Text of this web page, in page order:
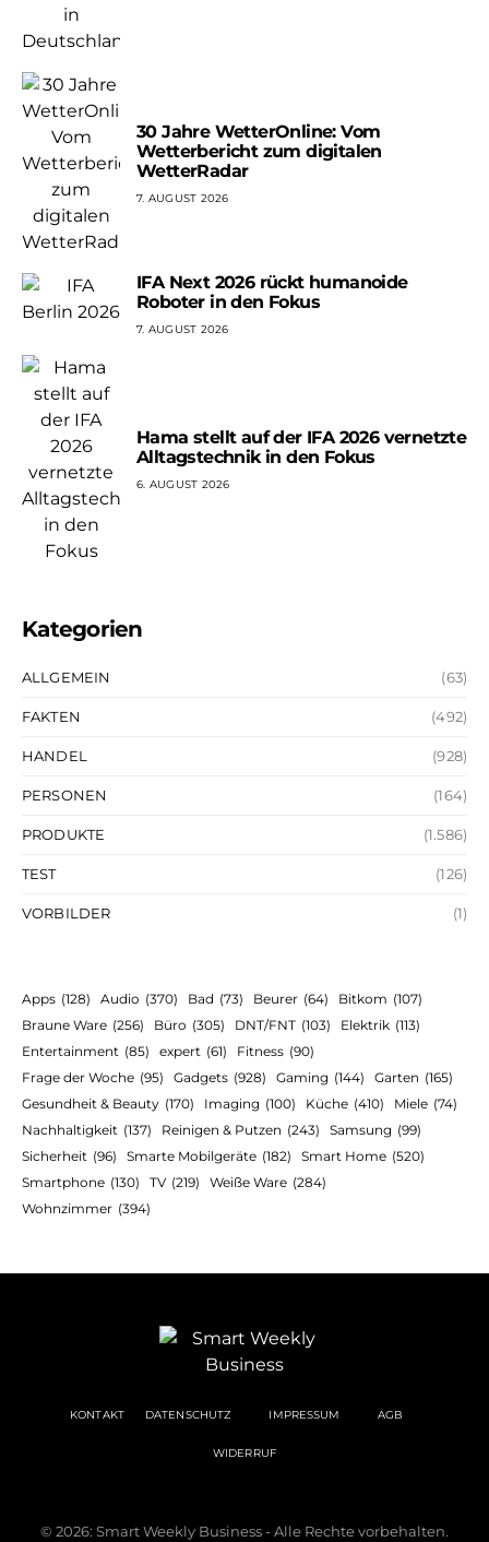
30 Jahre WetterOnline: Vom
Wetterbericht zum digitalen
WetterRadar
7. AUGUST 2026
IFA Next 2026 rückt humanoide
Roboter in den Fokus
7. AUGUST 2026
Hama stellt auf der IFA 2026 vernetzte
Alltagstechnik in den Fokus
6. AUGUST 2026
Kategorien
ALLGEMEIN (63)
FAKTEN (492)
HANDEL (928)
PERSONEN (164)
PRODUKTE (1.586)
TEST (126)
VORBILDER (1)
Apps (128) Audio (370) Bad (73) Beurer (64) Bitkom (107)
Braune Ware (256) Büro (305) DNT/FNT (103) Elektrik (113)
Entertainment (85) expert (61) Fitness (90)
Frage der Woche (95) Gadgets (928) Gaming (144) Garten (165)
Gesundheit & Beauty (170) Imaging (100) Küche (410) Miele (74)
Nachhaltigkeit (137) Reinigen & Putzen (243) Samsung (99)
Sicherheit (96) Smarte Mobilgeräte (182) Smart Home (520)
Smartphone (130) TV (219) Weiße Ware (284)
Wohnzimmer (394)
KONTAKT DATENSCHUTZ IMPRESSUM AGB
WIDERRUF
© 2026: Smart Weekly Business - Alle Rechte vorbehalten.